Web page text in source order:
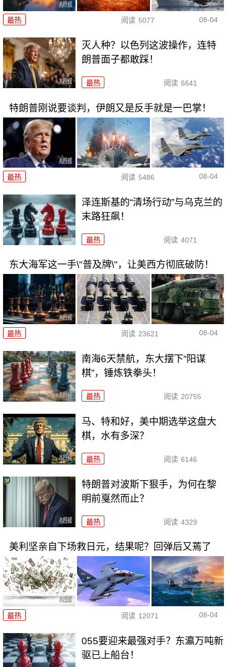
最热 阅读 5077 08-04
灭人种？以色列这波操作，连特
朗普面子都敢踩！
最热 阅读 6641
特朗普刚说要谈判，伊朗又是反手就是一巴掌！
最热 阅读 5486 08-04
泽连斯基的“清场行动”与乌克兰的
末路狂飙！
最热 阅读 4071
东大海军这一手\"普及牌\"，让美西方彻底破防！
最热 阅读 23621 08-04
南海6天禁航，东大摆下“阳谋
棋”，锤炼铁拳头！
最热 阅读 20755
马、特和好，美中期选举这盘大
棋，水有多深？
最热 阅读 6146
特朗普对波斯下狠手，为何在黎
明前戛然而止？
最热 阅读 4329
美利坚亲自下场救日元，结果呢？回弹后又蔫了
最热 阅读 12071 08-04
055要迎来最强对手？东瀛万吨新
驱已上船台！